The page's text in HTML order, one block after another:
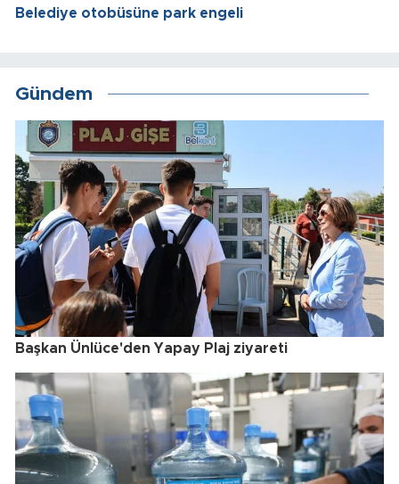
Belediye otobüsüne park engeli
Gündem
Başkan Ünlüce'den Yapay Plaj ziyareti